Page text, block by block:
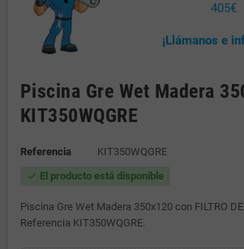
405€
¡Llámanos e
Piscina Gre Wet Madera
KIT350WQGRE
Referencia KIT350WQGRE
check El producto está disponible
Piscina Gre Wet Madera 350x120 con FILTRO DE
Referencia KIT350WQGRE.